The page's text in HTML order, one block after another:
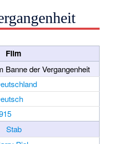
Film
Banne der Vergangenheit
Stab